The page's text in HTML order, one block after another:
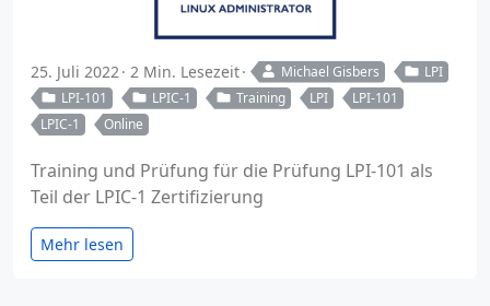
25. Juli 2022 2 Min. Lesezeit Michael Gisbers
LPI
LPI-101
LPIC-1 Training LPI
LPI-101
LPIC-1
Online
Training und Prüfung für die Prüfung LPI-101 als
Teil der LPIC-1 Zertifizierung
Mehr lesen